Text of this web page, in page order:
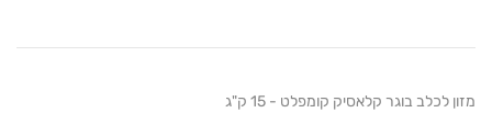
בוגר קלאסיק קומפלט - 15 ק"ג